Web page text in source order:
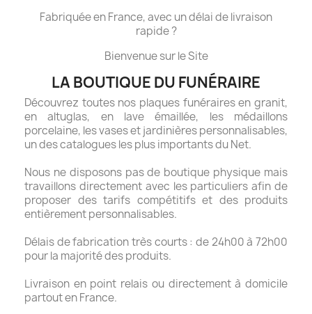
Fabriquée en France, avec un délai de livraison
rapide ?
Bienvenue sur le Site
LA BOUTIQUE DU FUNÉRAIRE
Découvrez toutes nos plaques funéraires en granit,
en altuglas, en lave émaillée, les médaillons
porcelaine, les vases et jardinières personnalisables,
un des catalogues les plus importants du Net.
Nous ne disposons pas de boutique physique mais
travaillons directement avec les particuliers afin de
proposer des tarifs compétitifs et des produits
entièrement personnalisables.
Délais de fabrication très courts : de 24h00 à 72h00
pour la majorité des produits.
Livraison en point relais ou directement à domicile
partout en France.